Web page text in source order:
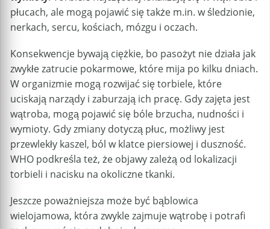
płucach, ale mogą pojawić się także m.in. w śledzionie,
nerkach, sercu, kościach, mózgu i oczach.
Konsekwencje bywają ciężkie, bo pasożyt nie działa jak
zwykłe zatrucie pokarmowe, które mija po kilku dniach.
W organizmie mogą rozwijać się torbiele, które
uciskają narządy i zaburzają ich pracę. Gdy zajęta jest
wątroba, mogą pojawić się bóle brzucha, nudności i
wymioty. Gdy zmiany dotyczą płuc, możliwy jest
przewlekły kaszel, ból w klatce piersiowej i duszność.
WHO podkreśla też, że objawy zależą od lokalizacji
torbieli i nacisku na okoliczne tkanki.
Jeszcze poważniejsza może być bąblowica
wielojamowa, która zwykle zajmuje wątrobę i potrafi